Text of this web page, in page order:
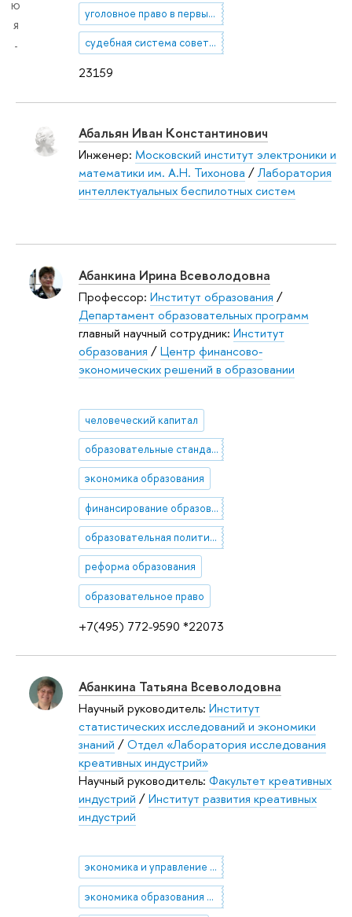
Ю
Я
-
23159
уголовное право в первые годы советской власти
судебная система советской России
Абальян Иван Константинович
Инженер: Московский институт электроники и
математики им. А.Н. Тихонова /Лаборатория
интеллектуальных беспилотных систем
+7(495) 772-9590 *22073
Абанкина Ирина Всеволодовна
Профессор: Институт образования /
Департамент образовательных программ
главный научный сотрудник: Институт
образования /Центр финансово-
экономических решений в образовании
человеческий капитал
образовательные стандарты
экономика образования
финансирование образования
образовательная политика
реформа образования
образовательное право
Абанкина Татьяна Всеволодовна
Научный руководитель: Институт
статистических исследований и экономики
знаний /Отдел «Лаборатория исследования
креативных индустрий»
Научный руководитель: Факультет креативных
индустрий /Институт развития креативных
индустрий
экономика и управление социальной сферой
экономика образования и культуры, творческие индустрии, частно-государственное партнерство